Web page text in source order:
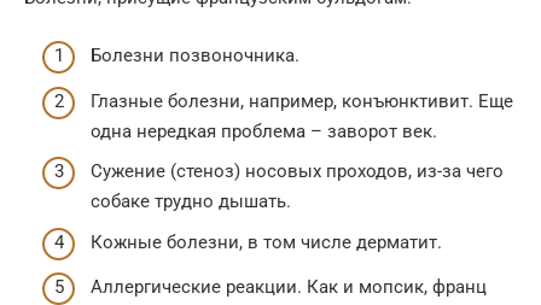
Болезни позвоночника.
Глазные болезни, например, конъюнктивит. Еще
одна нередкая проблема – заворот век.
Сужение (стеноз) носовых проходов, из-за чего
собаке трудно дышать.
Кожные болезни, в том числе дерматит.
Аллергические реакции. Как и мопсик, франц